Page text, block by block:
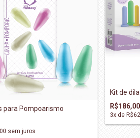
para Pompoarismo
sem juros
Kit de
R$186,00
3x de